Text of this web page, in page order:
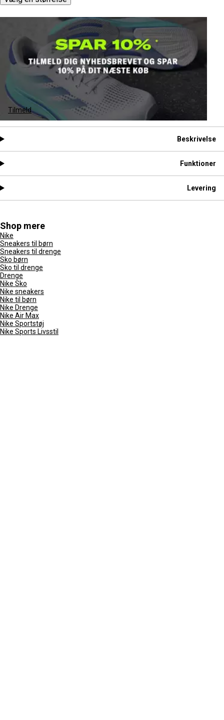
Tilmeld
Beskrivelse
Funktioner
Levering
Shop mere
Nike
Sneakers til børn
Sneakers til drenge
Sko børn
Sko til drenge
Drenge
Nike Sko
Nike sneakers
Nike til børn
Nike Drenge
Nike Air Max
Nike Sportstøj
Nike Sports Livsstil